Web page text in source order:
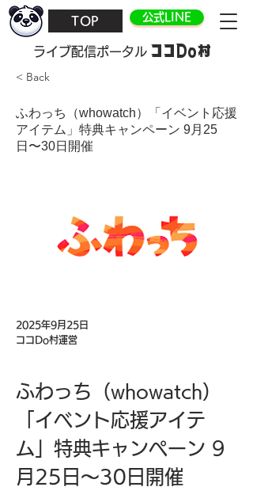
TOP 公式LINE
​ライブ配信ポータル ココDo村
< Back
ふわっち（whowatch）「イベント応援
アイテム」特典キャンペーン 9月25
日〜30日開催
2025年9月25日
ココDo村運営
ふわっち（whowatch）
「イベント応援アイテ
ム」特典キャンペーン 9
月25日〜30日開催